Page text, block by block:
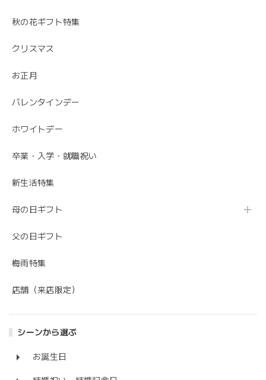
秋の花ギフト特集
クリスマス
お正月
バレンタインデー
ホワイトデー
卒業・入学・就職祝い
新生活特集
母の日ギフト
父の日ギフト
梅雨特集
店舗（来店限定）
シーンから選ぶ
お誕生日